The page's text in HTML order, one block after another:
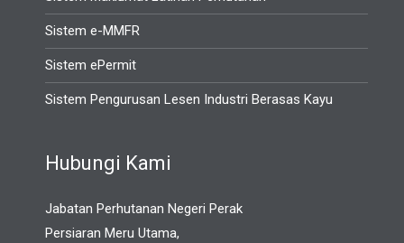
Sistem e-MMFR
Sistem ePermit
Sistem Pengurusan Lesen Industri Berasas Kayu
Hubungi Kami
Jabatan Perhutanan Negeri Perak
Persiaran Meru Utama,